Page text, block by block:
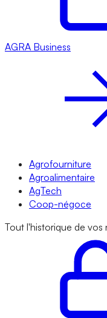
AGRA Business
Agrofourniture
Agroalimentaire
AgTech
Coop-négoce
Tout l'historique de vos